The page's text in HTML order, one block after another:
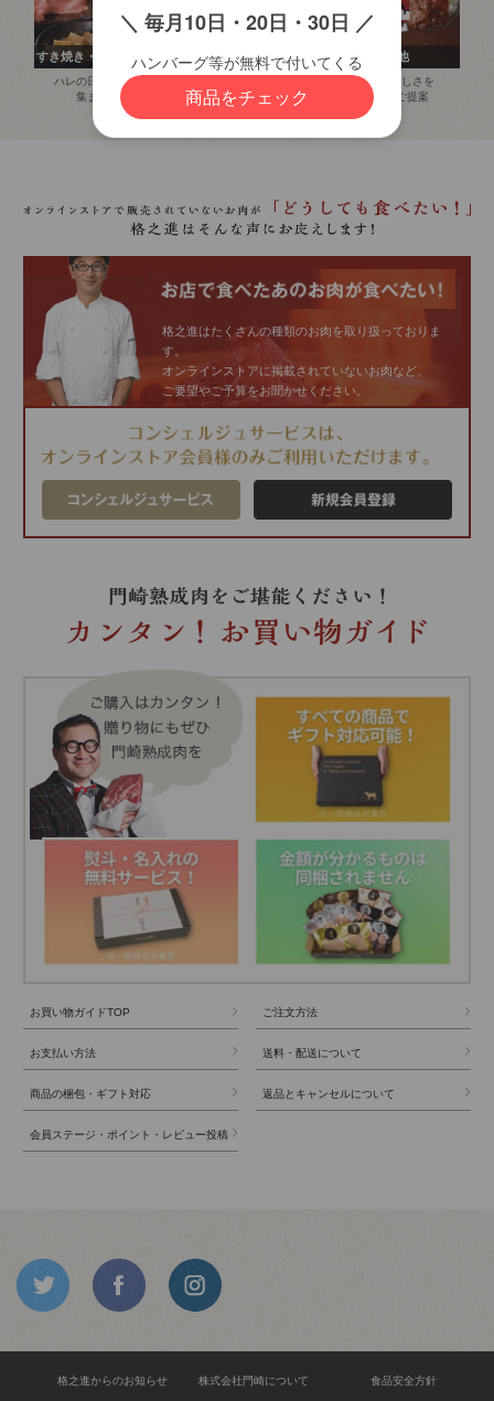
すき焼き・しゃぶしゃぶ
ハレの日にみんなで
集まったら
白金豚
圧倒的な違い
その他
お肉の美味しさを
多面的にご提案
格之進はたくさんの種類のお肉を取り扱っておりま
す。
オンラインストアに掲載されていないお肉など、
ご要望やご予算をお聞かせください。
お買い物ガイドTOP ご注文方法
お支払い方法 送料・配送について
商品の梱包・ギフト対応 返品とキャンセルについて
会員ステージ・ポイント・レビュー投稿
格之進からのお知らせ 株式会社門崎について 食品安全方針